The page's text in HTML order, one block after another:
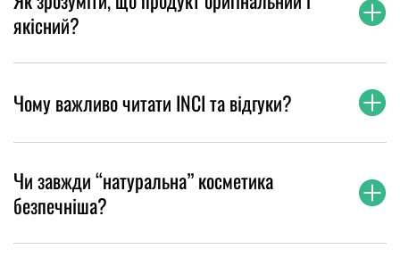
якісний?
Чому важливо читати INCI та відгуки?
Чи завжди “натуральна” косметика
безпечніша?